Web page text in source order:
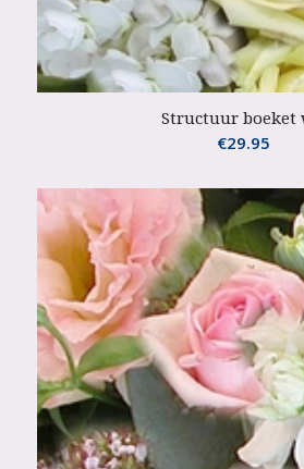
Structuur boeket
€29.95